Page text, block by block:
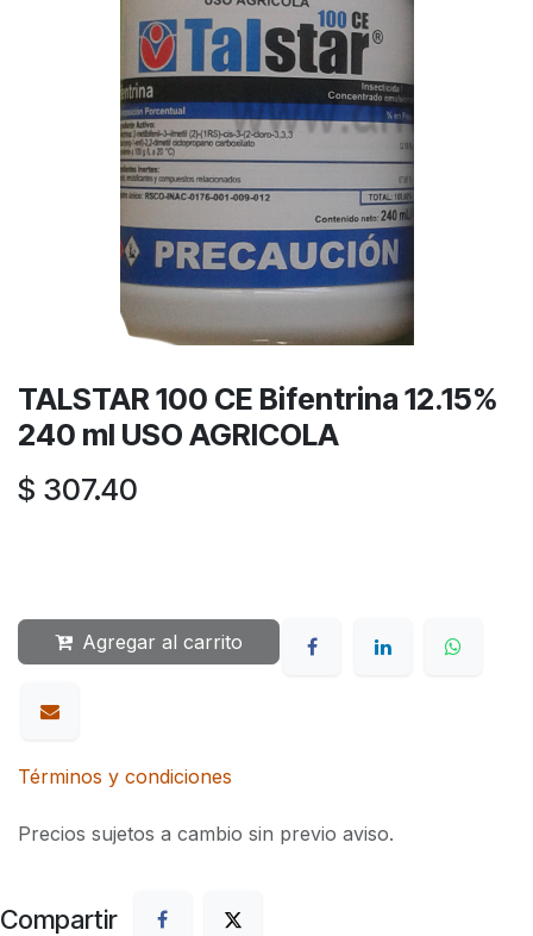
TALSTAR 100 CE Bifentrina 12.15%
240 ml USO AGRICOLA
$ 307.40
Agregar al carrito
Términos y condiciones
Precios sujetos a cambio sin previo aviso.
Compartir